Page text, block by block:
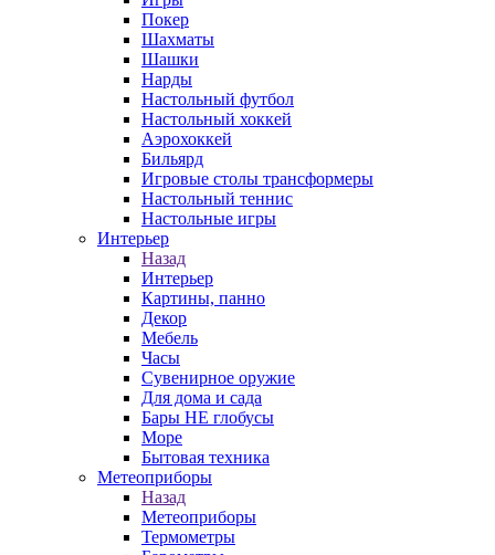
Покер
Шахматы
Шашки
Нарды
Настольный футбол
Настольный хоккей
Аэрохоккей
Бильярд
Игровые столы трансформеры
Настольный теннис
Настольные игры
Интерьер
Назад
Интерьер
Картины, панно
Декор
Мебель
Часы
Сувенирное оружие
Для дома и сада
Бары НЕ глобусы
Море
Бытовая техника
Метеоприборы
Назад
Метеоприборы
Термометры